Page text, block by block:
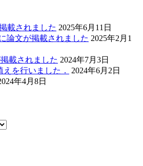
載されました 2025年6月11日
論文が掲載されました 2025年2月1
載されました 2024年7月3日
を行いました．
2024年6月2日
年4月8日